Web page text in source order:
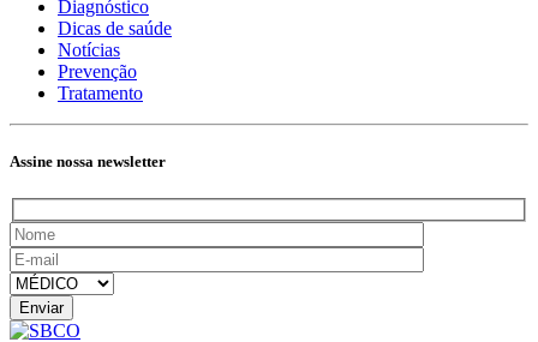
Diagnóstico
Dicas de saúde
Notícias
Prevenção
Tratamento
Assine nossa newsletter